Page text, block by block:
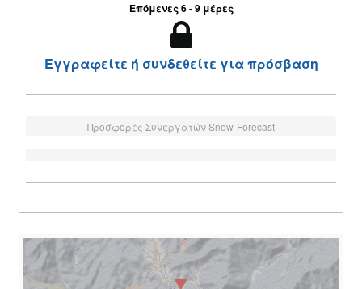
Επόμενες 6 - 9 μέρες
Εγγραφείτε ή συνδεθείτε για πρόσβαση
Προσφορές Συνεργατών Snow-Forecast